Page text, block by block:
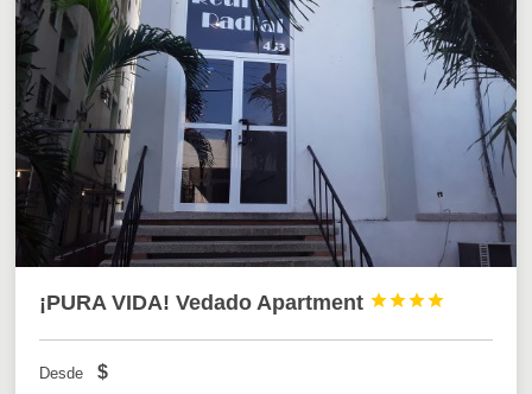
¡PURA VIDA! Vedado Apartment 



Desde $